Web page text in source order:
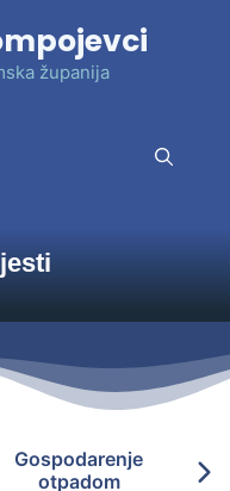
županija
Gospodarenje
otpadom